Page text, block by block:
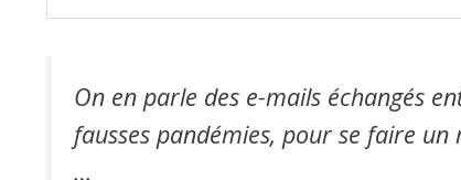
On en parle des e-mails échangés
fausses pandémies, pour se faire
…